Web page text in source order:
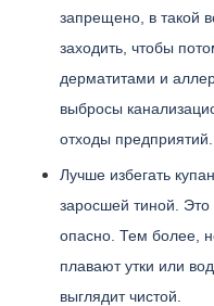
запрещено, в такой
заходить, чтобы
дерматитами и
выбросы
отходы предприятий.
Лучше избегать
заросшей тиной. Это
опасно. Тем более,
плавают утки или
выглядит чистой.